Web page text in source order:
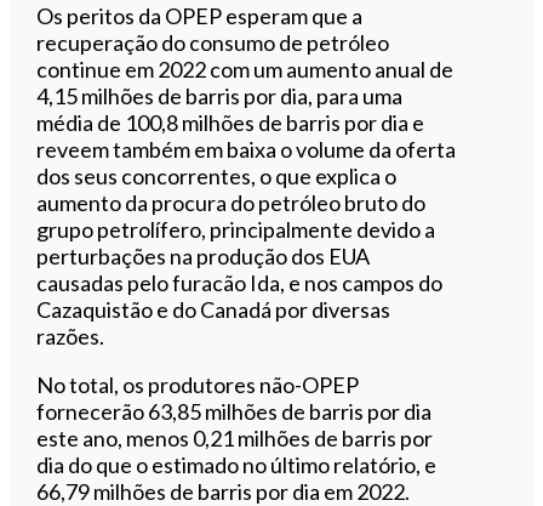
Os peritos da OPEP esperam que a
recuperação do consumo de petróleo
continue em 2022 com um aumento anual de
4,15 milhões de barris por dia, para uma
média de 100,8 milhões de barris por dia e
reveem também em baixa o volume da oferta
dos seus concorrentes, o que explica o
aumento da procura do petróleo bruto do
grupo petrolífero, principalmente devido a
perturbações na produção dos EUA
causadas pelo furacão Ida, e nos campos do
Cazaquistão e do Canadá por diversas
razões.
No total, os produtores não-OPEP
fornecerão 63,85 milhões de barris por dia
este ano, menos 0,21 milhões de barris por
dia do que o estimado no último relatório, e
66,79 milhões de barris por dia em 2022.